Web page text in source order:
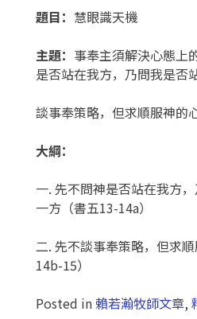
題目： 慧眼識天機
主題： 事奉主須解決心態上
是否站在我方，乃問我是否
談事奉策略，但求順服神的
大綱：
一. 先不問神是否站在我方
一方（書五13-14a）
二. 先不談事奉策略，但求
14b-15）
Posted in 賴若瀚牧師文章,